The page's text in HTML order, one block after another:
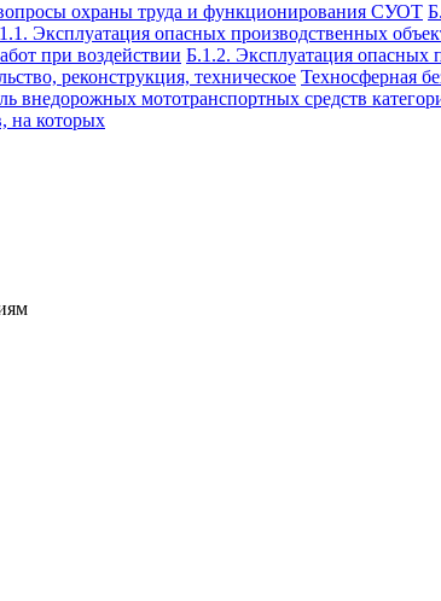
охраны труда и функционирования СУОТ
Эксплуатация опасных производственных
при воздействии Б.1.2. Эксплуатация опасных
реконструкция, техническое Техносферная
внедорожных мототранспортных средств
на которых